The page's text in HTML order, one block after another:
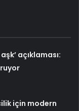
açıklaması:
için modern